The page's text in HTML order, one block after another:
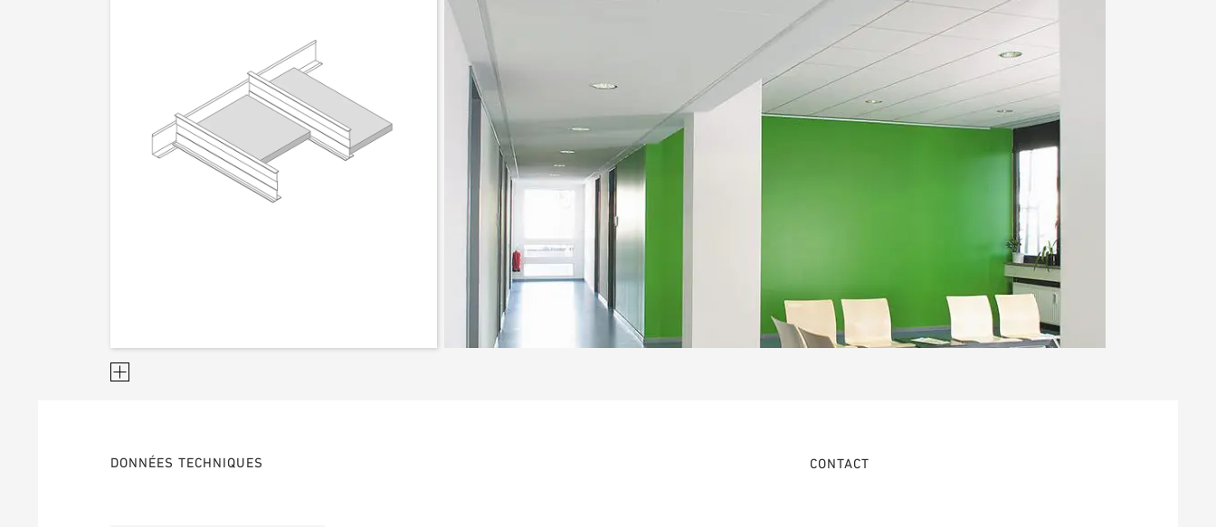
DONNÉES TECHNIQUES CONTACT